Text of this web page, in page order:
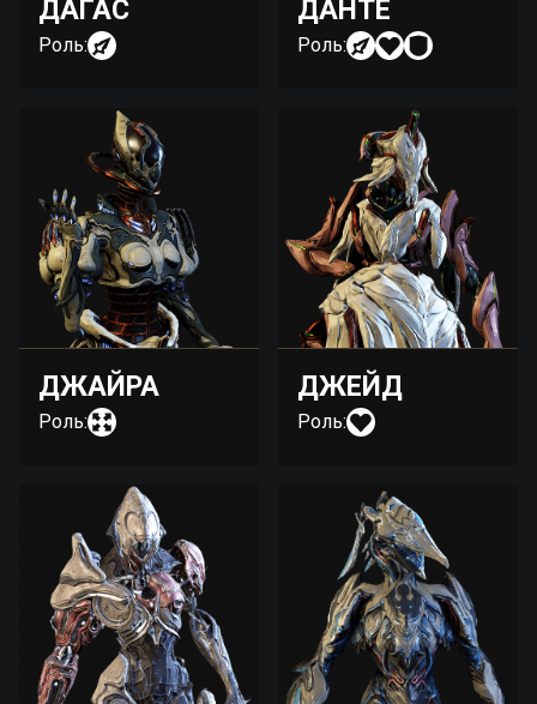
ДАГАС
Роль:
ДАНТЕ
Роль:
ДЖАЙРА
Роль:
ДЖЕЙД
Роль: